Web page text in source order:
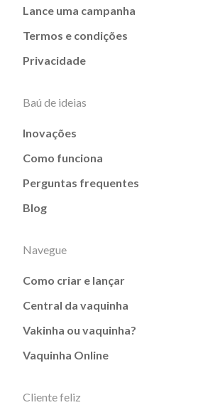
Lance uma campanha
Termos e condições
Privacidade
Baú de ideias
Inovações
Como funciona
Perguntas frequentes
Blog
Navegue
Como criar e lançar
Central da vaquinha
Vakinha ou vaquinha?
Vaquinha Online
Cliente feliz